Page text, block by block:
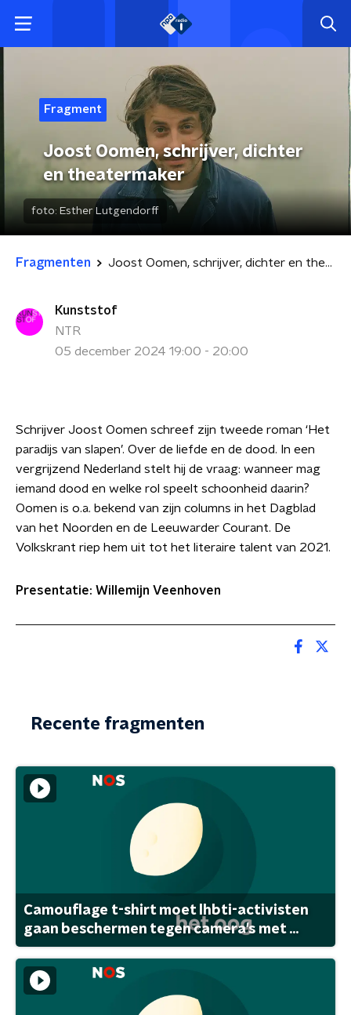
Fragment
Joost Oomen, schrijver, dichter
en theatermaker
foto: Esther Lutgendorff
Fragmenten Joost Oomen, schrijver, dichter en theatermaker
Kunststof
NTR
05 december 2024 19:00 - 20:00
Schrijver Joost Oomen schreef zijn tweede roman ‘Het
paradijs van slapen’. Over de liefde en de dood. In een
vergrijzend Nederland stelt hij de vraag: wanneer mag
iemand dood en welke rol speelt schoonheid daarin?
Oomen is o.a. bekend van zijn columns in het Dagblad
van het Noorden en de Leeuwarder Courant. De
Volkskrant riep hem uit tot het literaire talent van 2021.
Presentatie: Willemijn Veenhoven
Recente fragmenten
Camouflage t-shirt moet lhbti-activisten
gaan beschermen tegen camera's met ...